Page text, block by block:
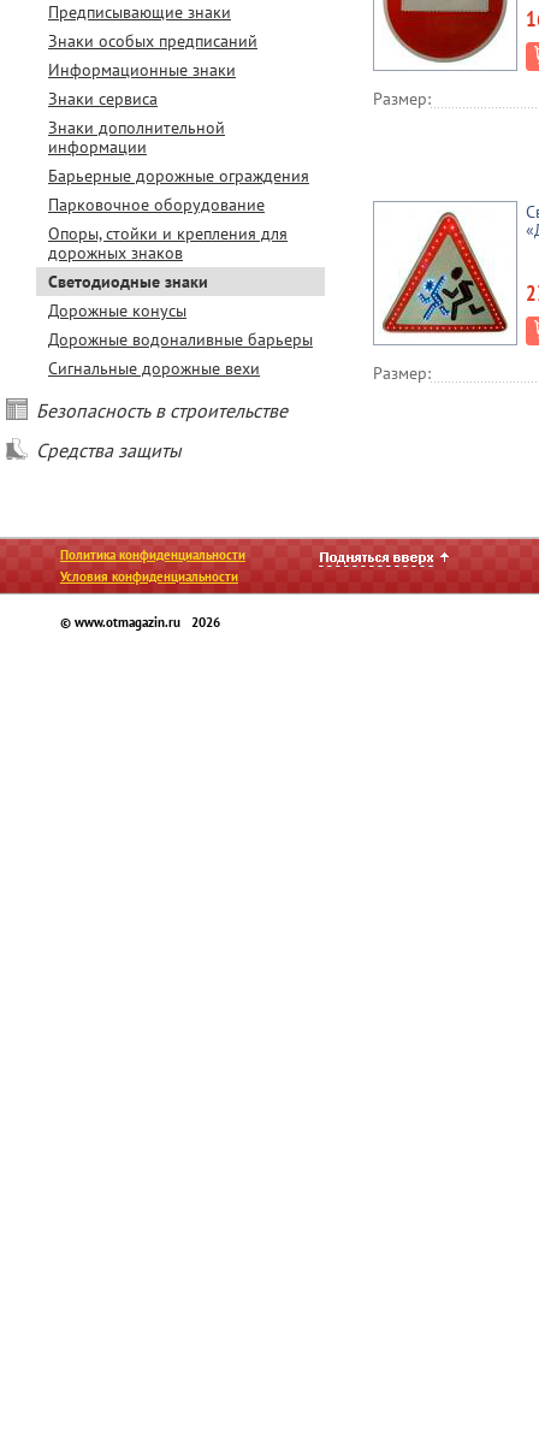
Предписывающие знаки
Знаки особых предписаний
Информационные знаки
Знаки сервиса
Знаки дополнительной
информации
Барьерные дорожные ограждения
Парковочное оборудование
Опоры, стойки и крепления для
дорожных знаков
Светодиодные знаки
Дорожные конусы
Дорожные водоналивные барьеры
Сигнальные дорожные вехи
Безопасность в строительстве
Средства защиты
Размер:
Размер:
Политика конфиденциальности
Условия конфиденциальности
© www.otmagazin.ru 2026